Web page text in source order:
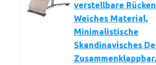
verstellbare
Weiches Material,
Minimalistische
Skandinavisches